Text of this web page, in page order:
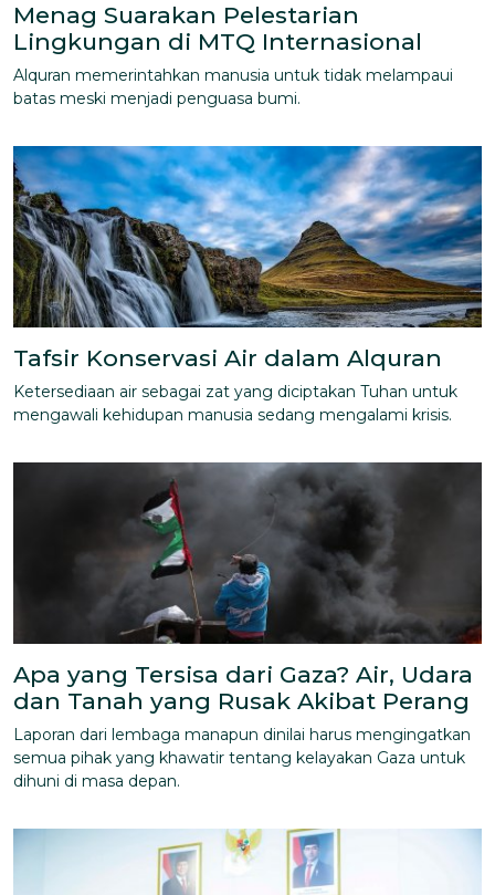
Menag Suarakan Pelestarian
Lingkungan di MTQ Internasional
Alquran memerintahkan manusia untuk tidak melampaui
batas meski menjadi penguasa bumi.
Tafsir Konservasi Air dalam Alquran
Ketersediaan air sebagai zat yang diciptakan Tuhan untuk
mengawali kehidupan manusia sedang mengalami krisis.
Apa yang Tersisa dari Gaza? Air, Udara
dan Tanah yang Rusak Akibat Perang
Laporan dari lembaga manapun dinilai harus mengingatkan
semua pihak yang khawatir tentang kelayakan Gaza untuk
dihuni di masa depan.